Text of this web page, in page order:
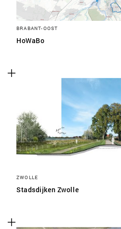
BRABANT-OOST
HoWaBo
ZWOLLE
Stadsdijken Zwolle